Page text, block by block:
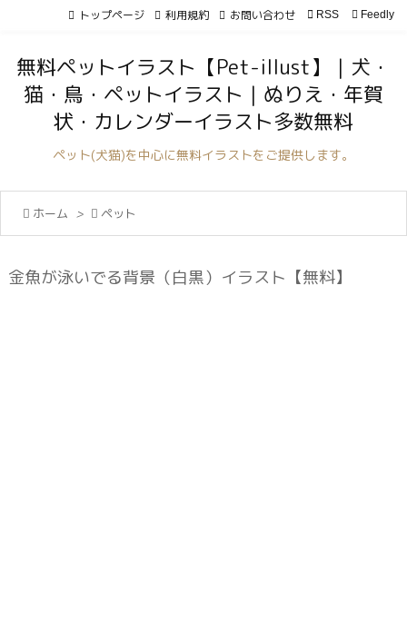


サイド

トップページ 利用規約 お問い合わせ  RSS Feedly
無料ペットイラスト【Pet-illust】｜犬・
猫・鳥・ペットイラスト｜ぬりえ・年賀
状・カレンダーイラスト多数無料
ペット(犬猫)を中心に無料イラストをご提供します。
 ホーム >  ペット
金魚が泳いでる背景（白黒）イラスト【無料】